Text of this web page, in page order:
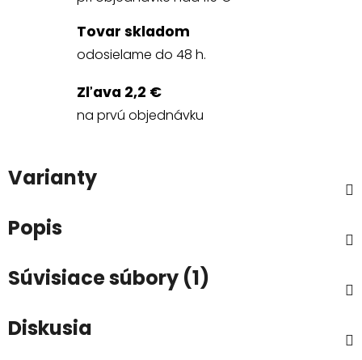
Tovar skladom
odosielame do 48 h.
Zľava 2,2 €
na prvú objednávku
Varianty
Popis
Súvisiace súbory (1)
Diskusia